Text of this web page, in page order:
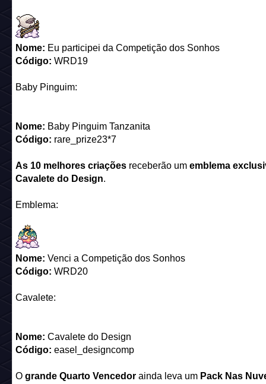
Nome: Eu participei da Competição dos Sonhos
Código: WRD19
Baby Pinguim:
Nome:Baby Pinguim Tanzanita
As 10 melhores criações
Nome:Venci a Competição dos Sonhos
Código:easel_designcomp